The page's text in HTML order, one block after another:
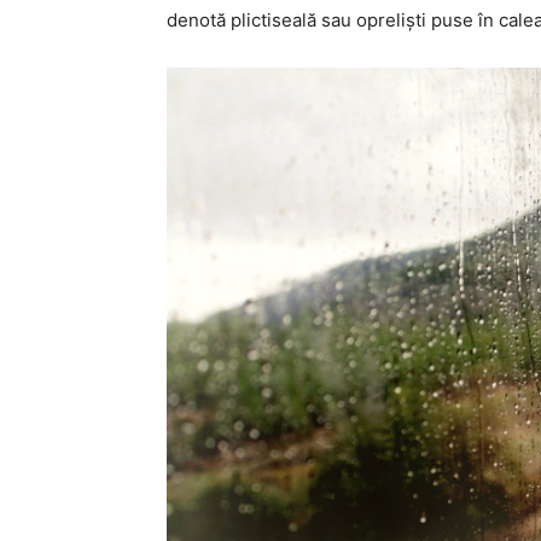
denotă plictiseală sau opreliști puse în